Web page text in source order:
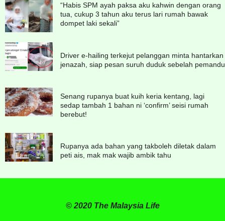
“Habis SPM ayah paksa aku kahwin dengan orang
tua, cukup 3 tahun aku terus lari rumah bawak
dompet laki sekali”
Driver e-hailing terkejut pelanggan minta hantarkan
jenazah, siap pesan suruh duduk sebelah pemandu
Senang rupanya buat kuih keria kentang, lagi
sedap tambah 1 bahan ni ‘confirm’ seisi rumah
berebut!
Rupanya ada bahan yang takboleh diletak dalam
peti ais, mak mak wajib ambik tahu
© 2020 The Malaysia Life